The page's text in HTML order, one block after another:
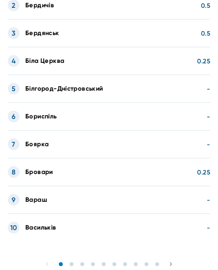
Бердичів 0.5
2
Бердянськ 0.5
3
Біла Церква 0.25
4
Білгород-Дністровський -
5
Бориспіль -
6
Боярка -
7
Бровари 0.25
8
Вараш -
9
Васильків -
10